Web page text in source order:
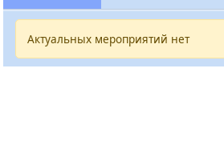
Актуальных мероприятий нет